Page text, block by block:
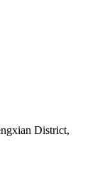
District,